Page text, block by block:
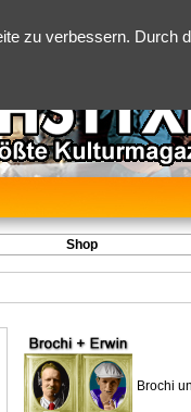
zu verbessern.
Shop
Brochi